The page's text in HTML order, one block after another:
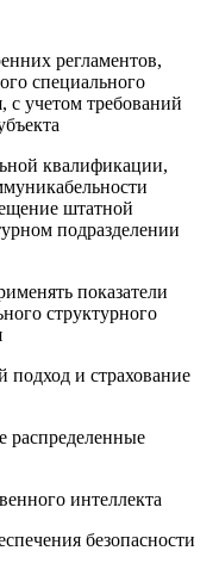
регламентов,
специального
с учетом требований
квалификации,
штатной
подразделении
показатели
структурного
и страхование
распределенные
интеллекта
безопасности